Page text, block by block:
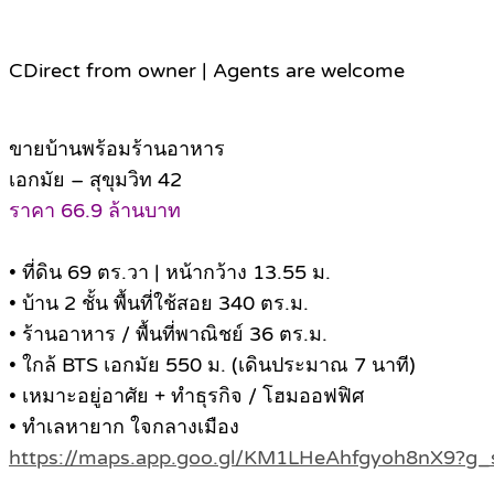
CDirect from owner | Agents are welcome
ขายบ้านพร้อมร้านอาหาร
เอกมัย – สุขุมวิท 42
ราคา 66.9 ล้านบาท
• ที่ดิน 69 ตร.วา | หน้ากว้าง 13.55 ม.
• บ้าน 2 ชั้น พื้นที่ใช้สอย 340 ตร.ม.
• ร้านอาหาร / พื้นที่พาณิชย์ 36 ตร.ม.
• ใกล้ BTS เอกมัย 550 ม. (เดินประมาณ 7 นาที)
• เหมาะอยู่อาศัย + ทำธุรกิจ / โฮมออฟฟิศ
• ทำเลหายาก ใจกลางเมือง
https://maps.app.goo.gl/